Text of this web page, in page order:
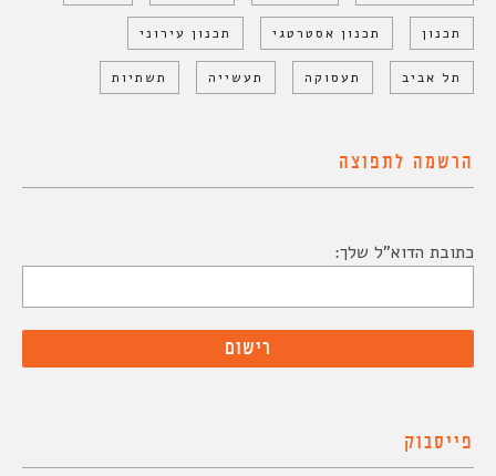
תכנון תכנון אסטרטגי תכנון עירוני
תל אביב תעסוקה תעשייה תשתיות
הרשמה לתפוצה
כתובת הדוא"ל שלך:
פייסבוק